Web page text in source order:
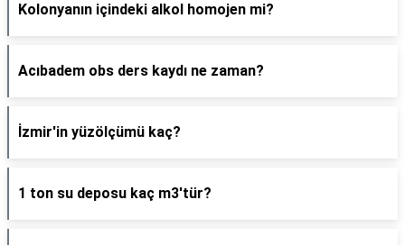
Kolonyanın içindeki alkol homojen mi?
Acıbadem obs ders kaydı ne zaman?
İzmir'in yüzölçümü kaç?
1 ton su deposu kaç m3'tür?